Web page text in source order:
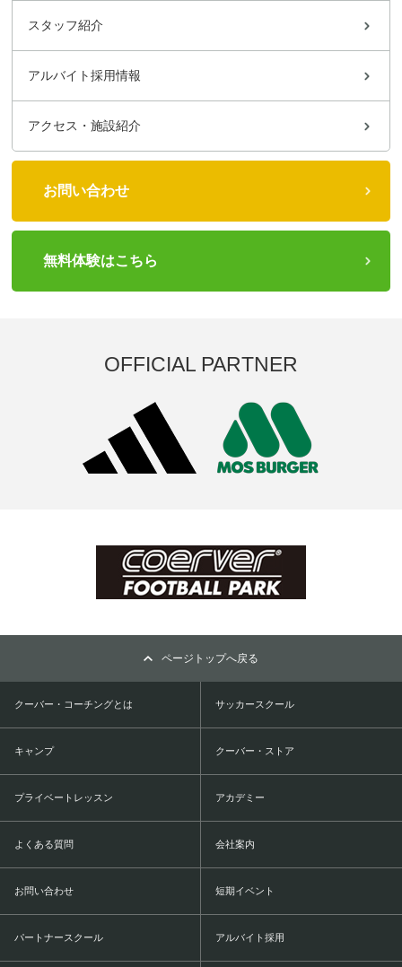
スタッフ紹介
アルバイト採用情報
アクセス・施設紹介
お問い合わせ
無料体験はこちら
OFFICIAL PARTNER
ページトップへ戻る
クーバー・コーチングとは サッカースクール
キャンプ クーバー・ストア
プライベートレッスン アカデミー
よくある質問 会社案内
お問い合わせ 短期イベント
パートナースクール アルバイト採用